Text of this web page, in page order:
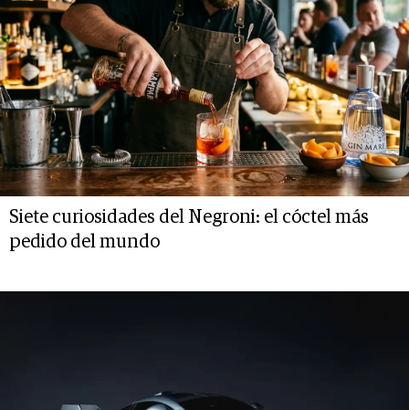
Siete curiosidades del Negroni: el cóctel más
pedido del mundo